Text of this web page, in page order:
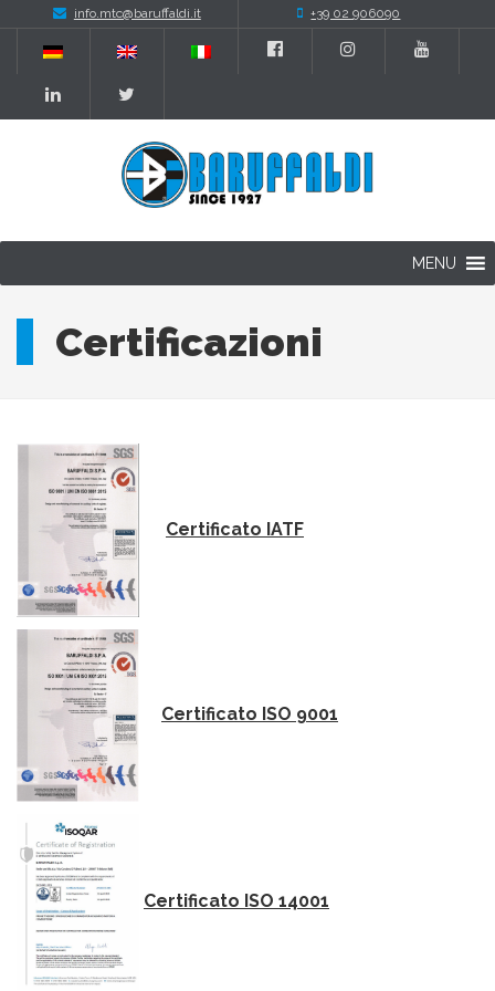
info.mtc@baruffaldi.it +39 02 906090
MENU
Certificazioni
Certificato IATF
Certificato ISO 9001
Certificato ISO 14001